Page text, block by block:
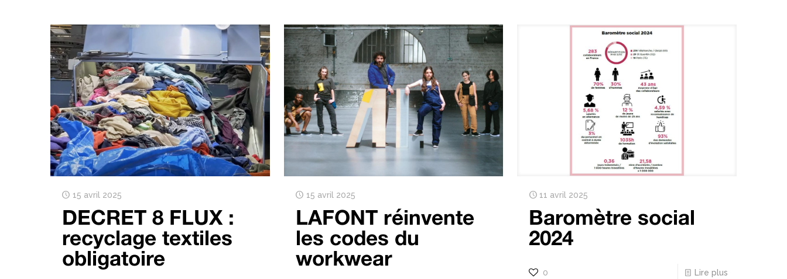
15 avril 2025
DECRET 8 FLUX :
recyclage textiles
obligatoire
15 avril 2025
LAFONT réinvente
les codes du
workwear
11 avril 2025
Baromètre social
2024
0 Lire plus